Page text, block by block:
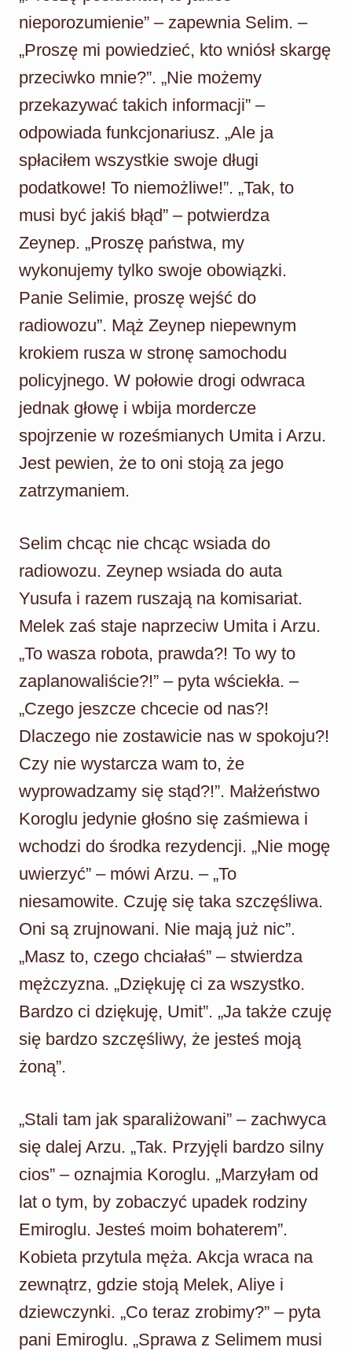
nieporozumienie” – zapewnia Selim. –
„Proszę mi powiedzieć, kto wniósł skargę
przeciwko mnie?”. „Nie możemy
przekazywać takich informacji” –
odpowiada funkcjonariusz. „Ale ja
spłaciłem wszystkie swoje długi
podatkowe! To niemożliwe!”. „Tak, to
musi być jakiś błąd” – potwierdza
Zeynep. „Proszę państwa, my
wykonujemy tylko swoje obowiązki.
Panie Selimie, proszę wejść do
radiowozu”. Mąż Zeynep niepewnym
krokiem rusza w stronę samochodu
policyjnego. W połowie drogi odwraca
jednak głowę i wbija mordercze
spojrzenie w roześmianych Umita i Arzu.
Jest pewien, że to oni stoją za jego
zatrzymaniem.
Selim chcąc nie chcąc wsiada do
radiowozu. Zeynep wsiada do auta
Yusufa i razem ruszają na komisariat.
Melek zaś staje naprzeciw Umita i Arzu.
„To wasza robota, prawda?! To wy to
zaplanowaliście?!” – pyta wściekła. –
„Czego jeszcze chcecie od nas?!
Dlaczego nie zostawicie nas w spokoju?!
Czy nie wystarcza wam to, że
wyprowadzamy się stąd?!”. Małżeństwo
Koroglu jedynie głośno się zaśmiewa i
wchodzi do środka rezydencji. „Nie mogę
uwierzyć” – mówi Arzu. – „To
niesamowite. Czuję się taka szczęśliwa.
Oni są zrujnowani. Nie mają już nic”.
„Masz to, czego chciałaś” – stwierdza
mężczyzna. „Dziękuję ci za wszystko.
Bardzo ci dziękuję, Umit”. „Ja także czuję
się bardzo szczęśliwy, że jesteś moją
żoną”.
„Stali tam jak sparaliżowani” – zachwyca
się dalej Arzu. „Tak. Przyjęli bardzo silny
cios” – oznajmia Koroglu. „Marzyłam od
lat o tym, by zobaczyć upadek rodziny
Emiroglu. Jesteś moim bohaterem”.
Kobieta przytula męża. Akcja wraca na
zewnątrz, gdzie stoją Melek, Aliye i
dziewczynki. „Co teraz zrobimy?” – pyta
pani Emiroglu. „Sprawa z Selimem musi